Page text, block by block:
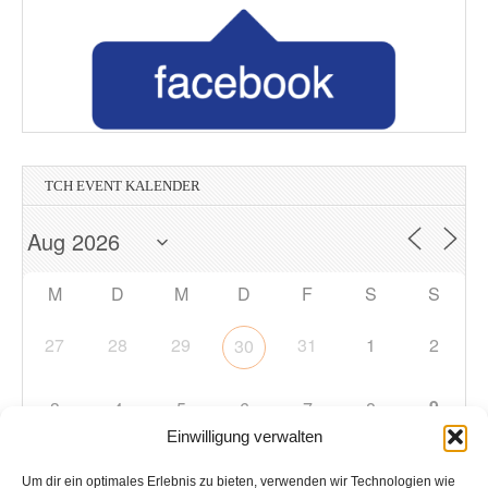
Einwilligung verwalten
Um dir ein optimales Erlebnis zu bieten, verwenden wir Technologien wie
TCH EVENT KALENDER
M D M D F S S
27 28 29 30 31 1 2
3 4 5 6 7 8 9
10 11 12 13 14 15